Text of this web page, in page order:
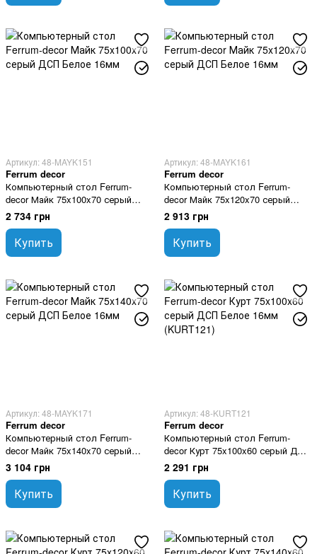
Артикул: 48-MAYK151
Ferrum decor
Компьютерный стол Ferrum-
decor Майк 75x100x70 серый
ДСП Белое 16мм
2 734 грн
Купить
Артикул: 48-MAYK161
Ferrum decor
Компьютерный стол Ferrum-
decor Майк 75x120x70 серый
ДСП Белое 16мм
2 913 грн
Купить
Артикул: 48-MAYK171
Ferrum decor
Компьютерный стол Ferrum-
decor Майк 75x140x70 серый
ДСП Белое 16мм
3 104 грн
Купить
Артикул: 48-KURT121
Ferrum decor
Компьютерный стол Ferrum-
decor Курт 75x100x60 серый ДСП
Белое 16мм (KURT121)
2 291 грн
Купить